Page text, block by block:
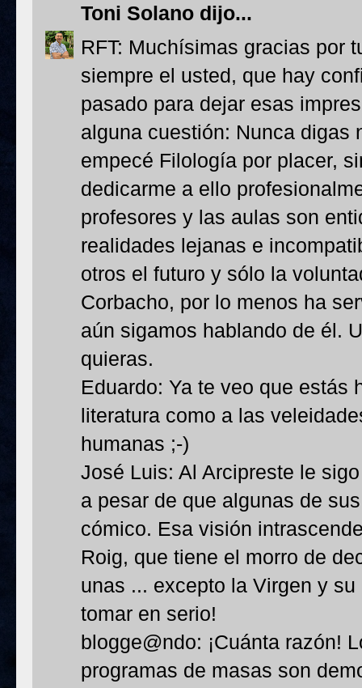
Toni Solano dijo...
RFT: Muchísimas gracias por
siempre el usted, que hay
pasado para dejar esas
alguna cuestión: Nunca digas
empecé Filología por placer,
dedicarme a ello
profesores y las aulas son
realidades lejanas e
otros el futuro y sólo la
Corbacho, por lo menos ha
aún sigamos hablando de él.
quieras.
Eduardo: Ya te veo que estás
literatura como a las
humanas ;-)
José Luis: Al Arcipreste le
a pesar de que algunas de
cómico. Esa visión
Roig, que tiene el morro de
unas ... excepto la Virgen y
tomar en serio!
blogge@ndo: ¡Cuánta razón!
programas de masas son